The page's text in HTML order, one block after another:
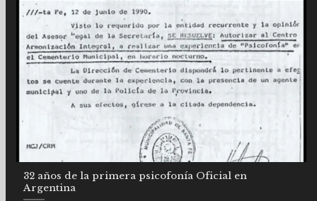
32 años de la primera psicofonía Oficial en
Argentina